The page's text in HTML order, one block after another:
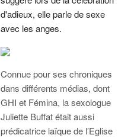
d'adieux, elle parle de sexe
avec les anges.
Connue pour ses chroniques
dans différents médias, dont
GHI et Fémina, la sexologue
Juliette Buffat était aussi
prédicatrice laïque de l’Eglise